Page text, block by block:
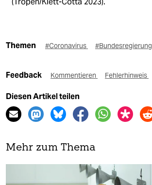
Themen #Coronavirus #Bundesregierung
Feedback Kommentieren Fehlerhinweis
Diesen Artikel teilen
Mehr zum Thema